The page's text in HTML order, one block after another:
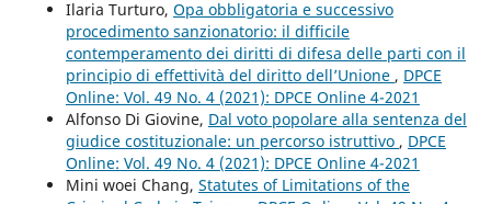
Ilaria Turturo, Opa obbligatoria e successivo
procedimento sanzionatorio: il difficile
contemperamento dei diritti di difesa delle parti con il
principio di effettività del diritto dell’Unione , DPCE
Online: Vol. 49 No. 4 (2021): DPCE Online 4-2021
Alfonso Di Giovine, Dal voto popolare alla sentenza del
giudice costituzionale: un percorso istruttivo , DPCE
Online: Vol. 49 No. 4 (2021): DPCE Online 4-2021
Mini woei Chang, Statutes of Limitations of the